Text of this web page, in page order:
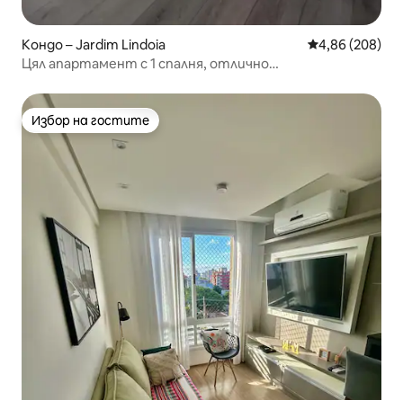
Кондо – Jardim Lindoia Средна
4,86 (208)
Цял апартамент с 1 спалня, отлично
Избор на гостите
Избор на гостите